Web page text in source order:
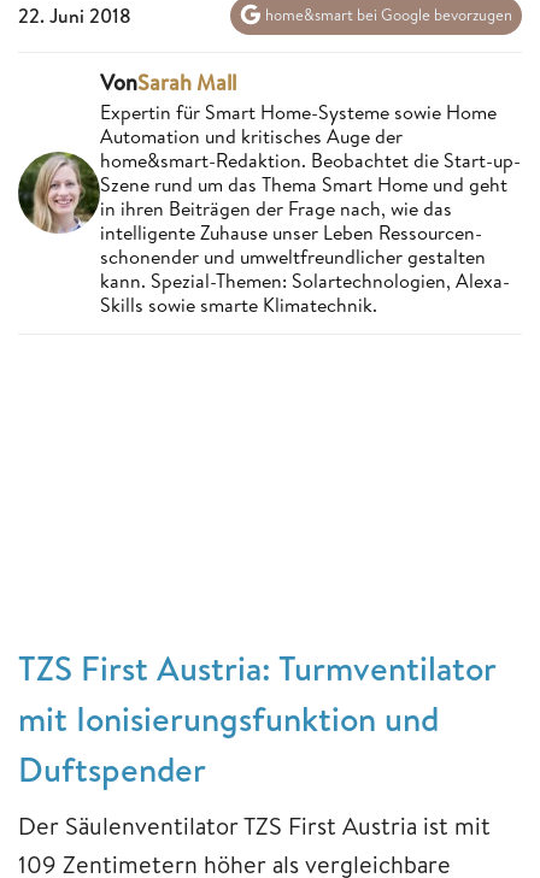
22. Juni 2018 home&smart bei Google bevorzugen
VonSarah Mall
Expertin für Smart Home-Systeme sowie Home
Automation und kritisches Auge der
home&smart-Redaktion. Beobachtet die Start-up-
Szene rund um das Thema Smart Home und geht
in ihren Beiträgen der Frage nach, wie das
intelligente Zuhause unser Leben Ressourcen-
schonender und umweltfreundlicher gestalten
kann. Spezial-Themen: Solartechnologien, Alexa-
Skills sowie smarte Klimatechnik.
TZS First Austria: Turmventilator
mit Ionisierungsfunktion und
Duftspender
Der Säulenventilator TZS First Austria ist mit
109 Zentimetern höher als vergleichbare